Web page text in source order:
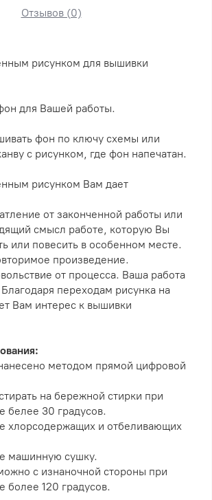
Отзывов (0)
рисунком для вышивки
для Вашей работы.
фон по ключу схемы или
с рисунком, где фон напечатан.
рисунком Вам дает
от законченной работы или
смысл работе, которую Вы
или повесить в особенном месте.
произведение.
от процесса. Ваша работа
переходам рисунка на
Вам интерес к вышивки
методом прямой цифровой
на бережной стирки при
белее 30 градусов.
хлорсодержащих и отбеливающих
машинную сушку.
с изнаночной стороны при
более 120 градусов.